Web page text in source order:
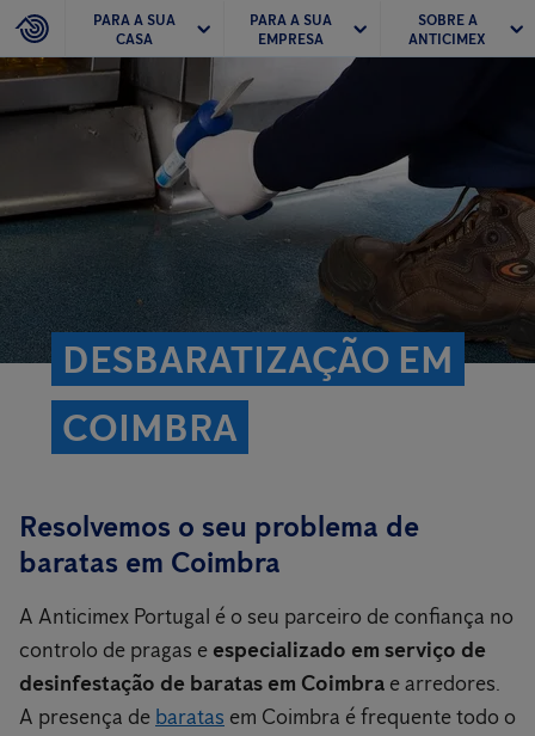
PARA A SUA
CASA
PARA A SUA
EMPRESA
SOBRE A
ANTICIMEX
DESBARATIZAÇÃO EM
COIMBRA
Resolvemos o seu problema de
baratas em Coimbra
A Anticimex Portugal é o seu parceiro de confiança no
controlo de pragas e especializado em serviço de
desinfestação de baratas em Coimbra e arredores.
A presença de baratas em Coimbra é frequente todo o